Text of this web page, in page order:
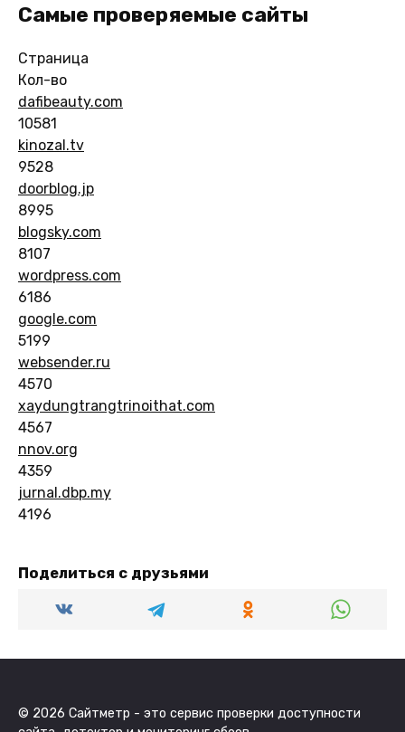
Самые проверяемые сайты
Страница
Кол-во
dafibeauty.com
10581
kinozal.tv
9528
doorblog.jp
8995
blogsky.com
8107
wordpress.com
6186
google.com
5199
websender.ru
4570
xaydungtrangtrinoithat.com
4567
nnov.org
4359
jurnal.dbp.my
4196
Поделиться с друзьями
© 2026 Сайтметр - это сервис проверки доступности